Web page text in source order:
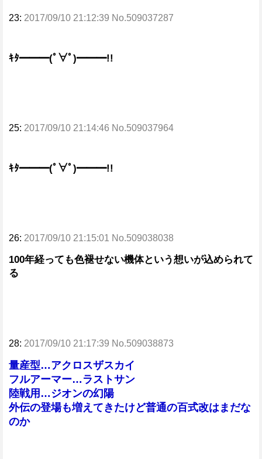
23: 2017/09/10 21:12:39 No.509037287
ｷﾀ━━━(ﾟ∀ﾟ)━━━!!
25: 2017/09/10 21:14:46 No.509037964
ｷﾀ━━━(ﾟ∀ﾟ)━━━!!
26: 2017/09/10 21:15:01 No.509038038
100年経っても色褪せない機体という想いが込められて
る
28: 2017/09/10 21:17:39 No.509038873
量産型…アクロスザスカイ
フルアーマー…ラストサン
陸戦用…ジオンの幻陽
外伝の登場も増えてきたけど普通の百式改はまだな
のか